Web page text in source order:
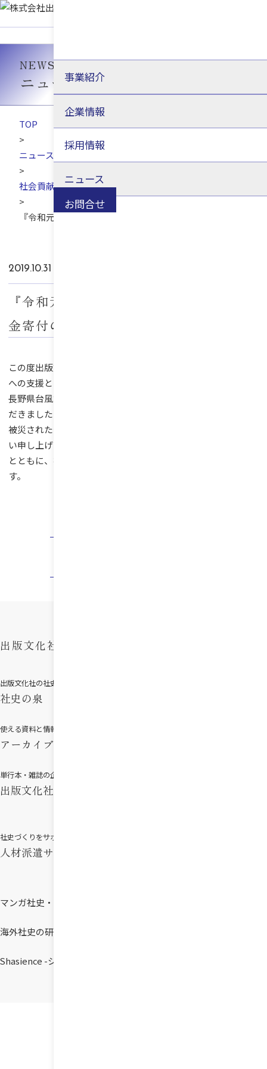
事業紹介
企業情報
採用情報
ニュース
お問合せ
NEWS
ニュース
TOP
>
ニュース
>
社会貢献
>
『令和元年台風第19号』に対する義援金寄付のお知らせ
2019.10.31
『令和元年台風第19号』に対する義援
金寄付のお知らせ
この度出版文化社では、『令和元年台風第19号』被災者の方
への支援として、
長野県台風第19号災害対策本部へ300,000円を寄付させていた
だきました。
被災された皆様とそのご家族・関係者の方々に、心よりお見舞
い申し上げます
とともに、被災地の一日も早い復旧・復興をお祈り申し上げま
す。
出版文化社
出版文化社の社史制作
社史の泉
使える資料と情報へ
アーカイブサポート
単行本・雑誌の企画編集発行
出版文化社の本
社史づくりをサポート
人材派遣サービス
マンガ社史・アニメ社史
海外社史の研究
Shasience -シャシエンス-